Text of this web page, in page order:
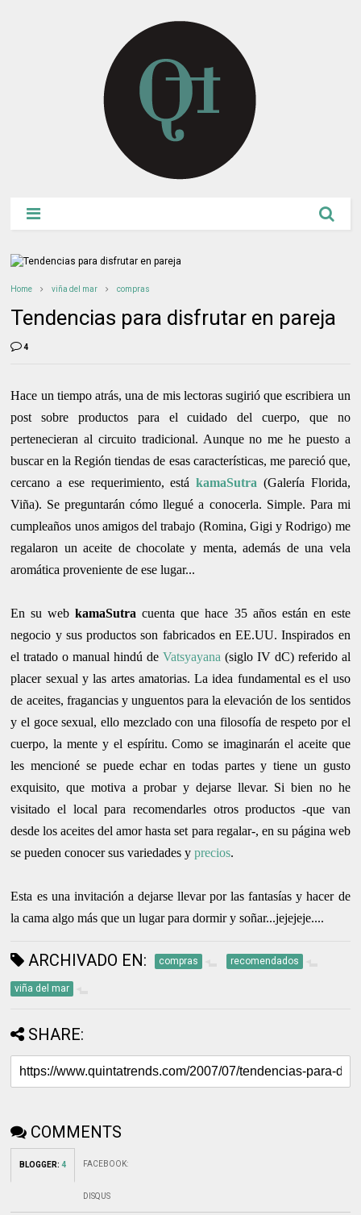
Home viña del mar compras
Tendencias para disfrutar en pareja
4
Hace un tiempo atrás, una de mis lectoras sugirió que escribiera un
post sobre productos para el cuidado del cuerpo, que no
pertenecieran al circuito tradicional. Aunque no me he puesto a
buscar en la Región tiendas de esas características, me pareció que,
cercano a ese requerimiento, estákamaSutra (Galería Florida,
Viña). Se preguntarán cómo llegué a conocerla. Simple. Para mi
cumpleaños unos amigos del trabajo (Romina, Gigi y Rodrigo) me
regalaron un aceite de chocolate y menta, además de una vela
aromática proveniente de ese lugar...
En su webkamaSutra cuenta que hace 35 años están en este
negocio y sus productos son fabricados en EE.UU. Inspirados en
el tratado o manual hindú de Vatsyayana (siglo IV dC) referido al
placer sexual y las artes amatorias. La idea fundamental es el uso
de aceites, fragancias y unguentos para la elevación de los sentidos
y el goce sexual, ello mezclado con una filosofía de respeto por el
cuerpo, la mente y el espíritu. Como se imaginarán el aceite que
les mencioné se puede echar en todas partes y tiene un gusto
exquisito, que motiva a probar y dejarse llevar. Si bien no he
visitado el local para recomendarles otros productos -que van
desde los aceites del amor hasta set para regalar-, en su página web
se pueden conocer sus variedades yprecios.
Esta es una invitación a dejarse llevar por las fantasías y hacer de
la cama algo más que un lugar para dormir y soñar...jejejeje....
ARCHIVADO EN: compras recomendados
viña del mar
SHARE:
COMMENTS
BLOGGER:4 FACEBOOK:
DISQUS